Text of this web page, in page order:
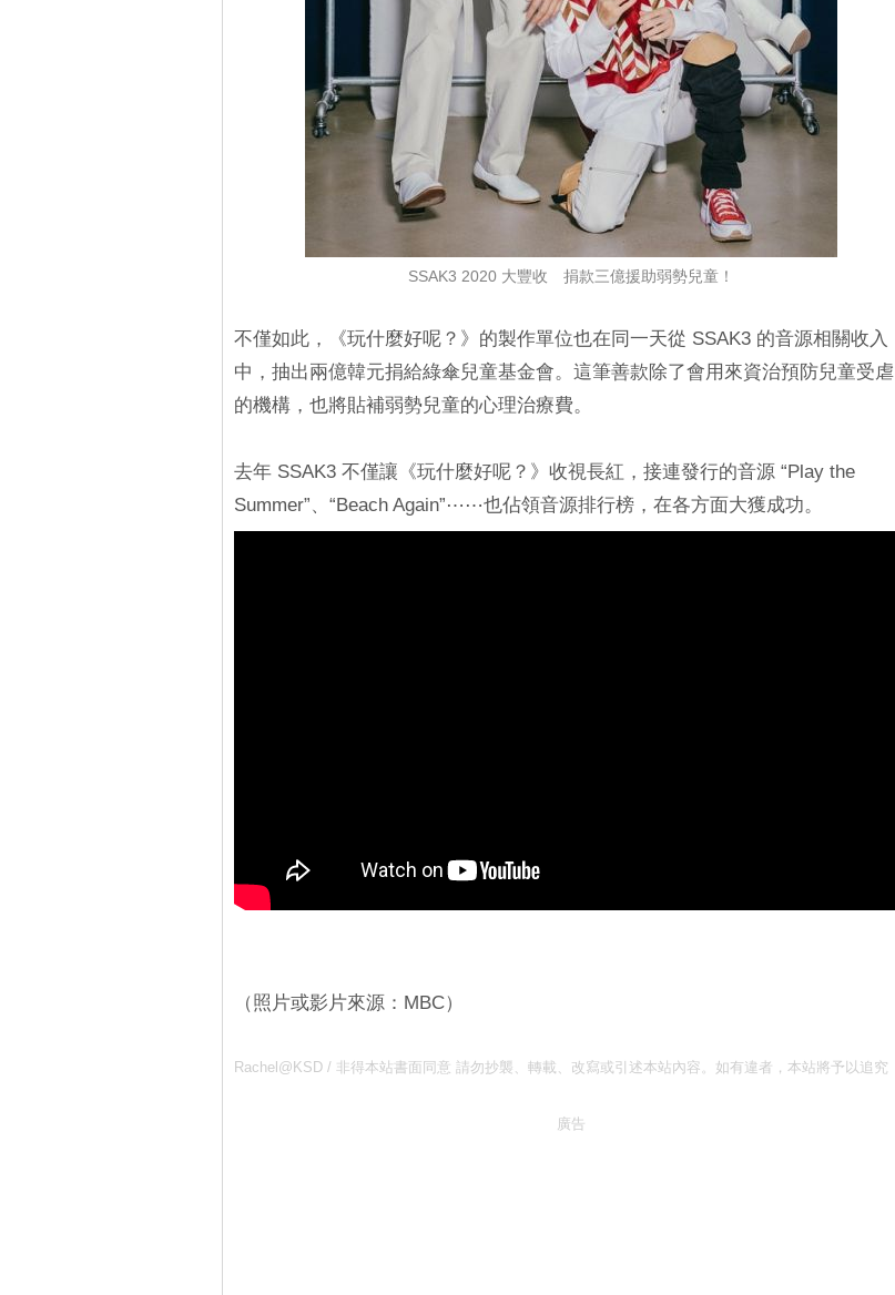
SSAK3 2020 大豐收 捐款三億援助弱勢兒童！
不僅如此，《玩什麼好呢？》的製作單位也在同一天從 SSAK3 的音源相關收入
中，抽出兩億韓元捐給綠傘兒童基金會。這筆善款除了會用來資治預防兒童受虐
的機構，也將貼補弱勢兒童的心理治療費。
去年 SSAK3 不僅讓《玩什麼好呢？》收視長紅，接連發行的音源 “Play the
Summer”、“Beach Again”⋯⋯也佔領音源排行榜，在各方面大獲成功。
（照片或影片來源：MBC）
Rachel@KSD / 非得本站書面同意 請勿抄襲、轉載、改寫或引述本站內容。如有違者，本站將予以追究
廣告